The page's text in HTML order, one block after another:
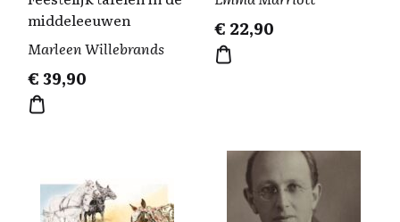
middeleeuwen
Marleen Willebrands
€39,90
€ 22,90